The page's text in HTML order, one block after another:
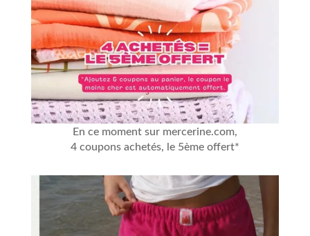
En ce moment sur mercerine.com,
4 coupons achetés, le 5ème offert*